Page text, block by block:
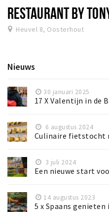
RESTAURANT BY
Heuvel 8, Oosterhout
Nieuws
30 januari 2025
17 X Valentijn in de
6 augustus 2024
Culinaire fietstocht
3 juli 2024
Een nieuwe start
14 augustus 2023
5 x Spaans